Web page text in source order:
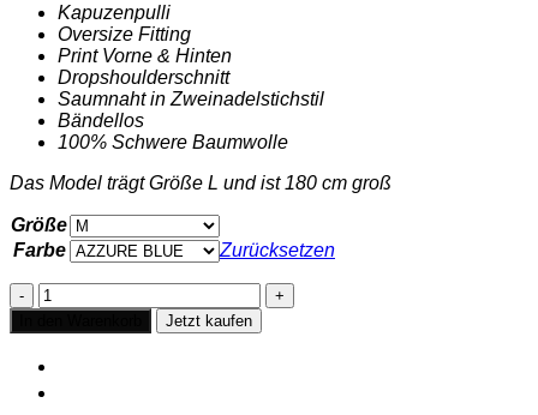
Kapuzenpulli
Oversize Fitting
Print Vorne & Hinten
Dropshoulderschnitt
Saumnaht in Zweinadelstichstil
Bändellos
100% Schwere Baumwolle
Das Model trägt Größe L und ist 180 cm groß
Größe
Farbe
Zurücksetzen
Kapuzenpullover
in
Oversize
a
Jetzt kaufen